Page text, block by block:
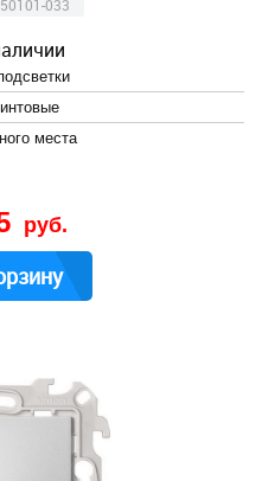
033
места
руб.